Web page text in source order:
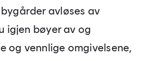
avløses av
igjen bøyer av og
og vennlige omgivelsene,